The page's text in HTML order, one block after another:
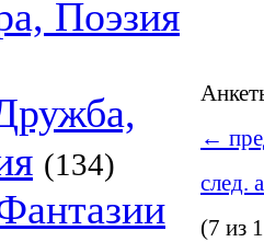
Поэзия
(134)
←
след.
(7 из